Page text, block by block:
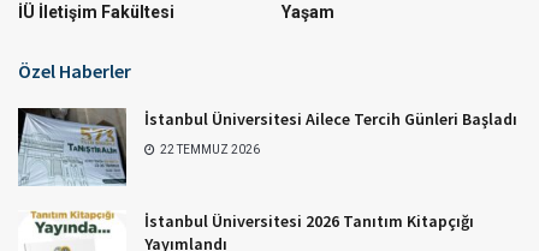
İÜ İletişim Fakültesi
Yaşam
Özel Haberler
İstanbul Üniversitesi Ailece Tercih Günleri Başladı
22 TEMMUZ 2026
İstanbul Üniversitesi 2026 Tanıtım Kitapçığı
Yayımlandı